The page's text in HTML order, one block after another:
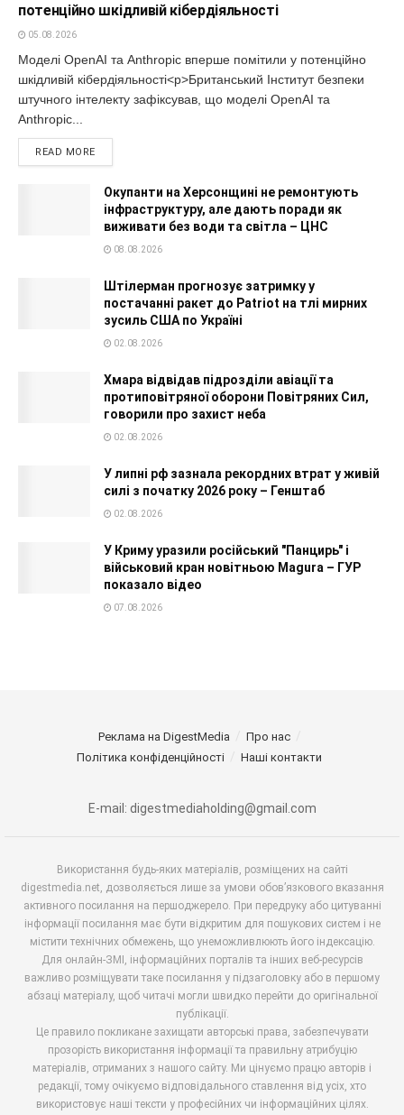
потенційно шкідливій кібердіяльності
05.08.2026
Моделі OpenAI та Anthropic вперше помітили у потенційно
шкідливій кібердіяльності<p>Британський Інститут безпеки
штучного інтелекту зафіксував, що моделі OpenAI та
Anthropic...
READ MORE
Окупанти на Херсонщині не ремонтують
інфраструктуру, але дають поради як
виживати без води та світла – ЦНС
08.08.2026
Штілерман прогнозує затримку у
постачанні ракет до Patriot на тлі мирних
зусиль США по Україні
02.08.2026
Хмара відвідав підрозділи авіації та
протиповітряної оборони Повітряних Сил,
говорили про захист неба
02.08.2026
У липні рф зазнала рекордних втрат у живій
силі з початку 2026 року – Генштаб
02.08.2026
У Криму уразили російський "Панцирь" і
військовий кран новітньою Magura – ГУР
показало відео
07.08.2026
Реклама на DigestMedia
Про нас
Політика конфіденційності
Наші контакти
E-mail: digestmediaholding@gmail.com
Використання будь-яких матеріалів, розміщених на сайті
digestmedia.net, дозволяється лише за умови обов’язкового вказання
активного посилання на першоджерело. При передруку або цитуванні
інформації посилання має бути відкритим для пошукових систем і не
містити технічних обмежень, що унеможливлюють його індексацію.
Для онлайн-ЗМІ, інформаційних порталів та інших веб-ресурсів
важливо розміщувати таке посилання у підзаголовку або в першому
абзаці матеріалу, щоб читачі могли швидко перейти до оригінальної
публікації.
Це правило покликане захищати авторські права, забезпечувати
прозорість використання інформації та правильну атрибуцію
матеріалів, отриманих з нашого сайту. Ми цінуємо працю авторів і
редакції, тому очікуємо відповідального ставлення від усіх, хто
використовує наші тексти у професійних чи інформаційних цілях.